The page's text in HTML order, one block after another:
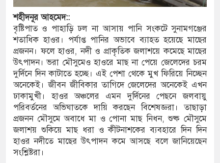
লোডশেডিং, ক্ষুব্ধ গ্রাহক
আহতদের চিকিৎসা নিশ্চিতের নির্দেশ
দিবস পালিত
যেন ময়লার ভাগাড়
অব্যাহত : অস্তিত্ব সংকটে বাউসা-কেশবপুর গ্রাম
নিয়ে চলাচল
শহীদনূর আহমেদ::
বৃষ্টিপাত ও পাহাড়ি ঢল না আসায় পানি সংকটে সুনামগঞ্জের
শতাধিক হাওর। পর্যাপ্ত পানির অভাবে ব্যাহত হয়েছে মাছের
প্রজনন। ফলে হাওর, নদী ও প্রাকৃতিক জলাশয়ে কমেছে মাছের
উৎপাদন। ভরা মৌসুমেও হাওরে মাছ না পেয়ে জেলেদের চরম
দুর্দিনে দিন কাটাতে হচ্ছে। এই পেশা থেকে মুখ ফিরিয়ে নিচ্ছেন
অনেকেই। জীবন জীবিকার তাগিদে জেলেদের অনেকেই এখন
ঢাকামুখী। হাওর অঞ্চলের এমন দুর্দিনের পেছনে জলবায়ু
পরিবর্তনের অভিঘাতকে দায়ি করছেন বিশেষজ্ঞরা। তাছাড়া
প্রজনন মৌসুমে অবাধে মা ও পোনা মাছ নিধন, শুষ্ক মৌসুমে
জলাশয় শুকিয়ে মাছ ধরা ও কীটনাশকের ব্যবহারে দিন দিন
হাওর নদীতে মাছের উৎপাদন কমে আসছে বলে জানিয়েছেন
সংশ্লিষ্টরা।